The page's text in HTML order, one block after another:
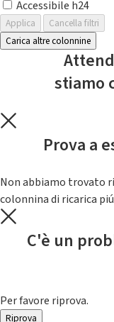
Accessibile h24
Applica
Cancella filtri
Carica altre colonnine
stiamo
Prova a
Non abbiamo trovato
colonnina di ricarica
C'è un
Per favore riprova.
Riprova